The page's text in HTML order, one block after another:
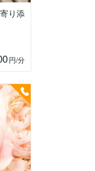
り添
円/分